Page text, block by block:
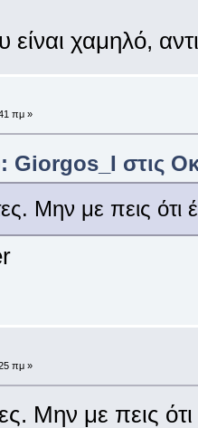
είναι χαμηλό,
πμ »
στις
Μην με πεις ότι
πμ »
Μην με πεις ότι